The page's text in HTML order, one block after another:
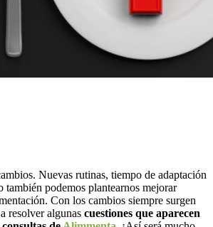
Nuevas rutinas, tiempo de adaptación
también podemos plantearnos mejorar
Con los cambios siempre surgen
resolver algunas cuestiones que aparecen